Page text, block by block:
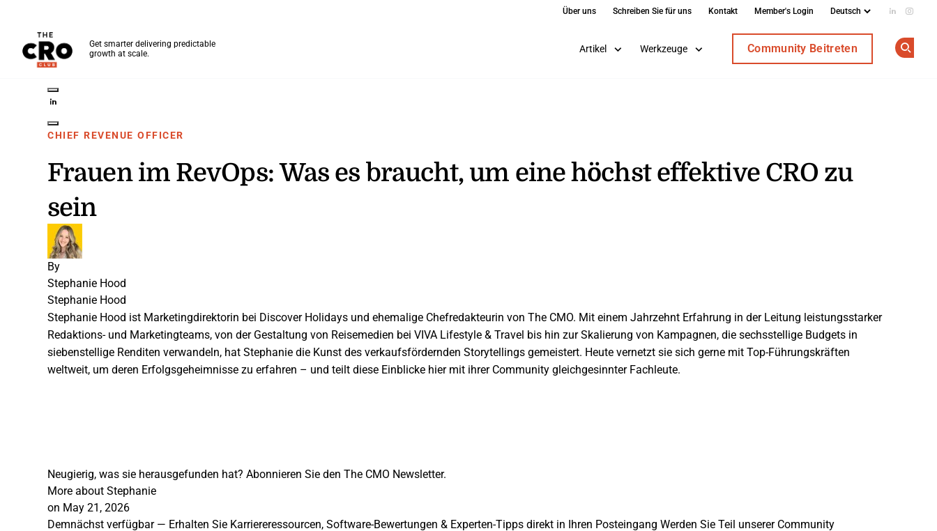
Skip to main content
Über uns Schreiben Sie für uns Kontakt Member's Login Add us
Get smarter delivering predictable
growth at scale.
Artikel Werkzeuge Community Beitreten
Share on Twitter
CHIEF REVENUE OFFICER
Frauen im RevOps: Was es braucht, um eine höchst effektive CRO zu
sein
By
Stephanie Hood
Stephanie Hood
Stephanie Hood ist Marketingdirektorin bei Discover Holidays und ehemalige Chefredakteurin von The CMO. Mit einem Jahrzehnt Erfahrung in der Leitung leistungsstarker
Redaktions- und Marketingteams, von der Gestaltung von Reisemedien bei VIVA Lifestyle & Travel bis hin zur Skalierung von Kampagnen, die sechsstellige Budgets in
siebenstellige Renditen verwandeln, hat Stephanie die Kunst des verkaufsfördernden Storytellings gemeistert. Heute vernetzt sie sich gerne mit Top-Führungskräften
weltweit, um deren Erfolgsgeheimnisse zu erfahren – und teilt diese Einblicke hier mit ihrer Community gleichgesinnter Fachleute.
Neugierig, was sie herausgefunden hat? Abonnieren Sie den The CMO Newsletter.
More about Stephanie
on May 21, 2026
Demnächst verfügbar — Erhalten Sie Karriereressourcen, Software-Bewertungen & Experten-Tipps direkt in Ihren Posteingang Werden Sie Teil unserer Community